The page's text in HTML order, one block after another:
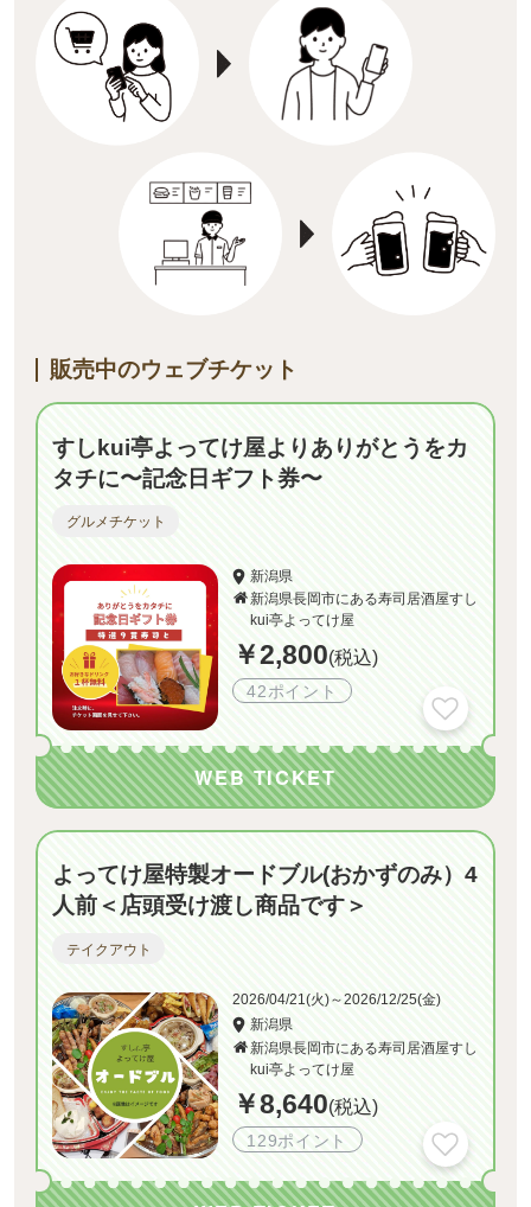
販売中のウェブチケット
すしkui亭よってけ屋よりありがとうをカ
タチに〜記念日ギフト券〜
グルメチケット
新潟県
新潟県長岡市にある寿司居酒屋すし
kui亭よってけ屋
￥2,800(税込)
42ポイント
WEB TICKET
よってけ屋特製オードブル(おかずのみ）4
人前＜店頭受け渡し商品です＞
テイクアウト
2026/04/21(火)～2026/12/25(金)
新潟県
新潟県長岡市にある寿司居酒屋すし
kui亭よってけ屋
￥8,640(税込)
129ポイント